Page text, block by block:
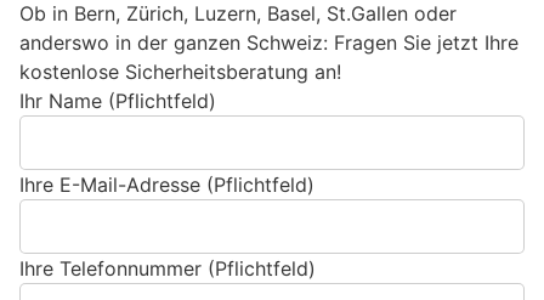
Ob in Bern, Zürich, Luzern, Basel, St.Gallen oder
anderswo in der ganzen Schweiz: Fragen Sie jetzt Ihre
kostenlose Sicherheitsberatung an!
Ihr Name (Pflichtfeld)
Ihre E-Mail-Adresse (Pflichtfeld)
Ihre Telefonnummer (Pflichtfeld)